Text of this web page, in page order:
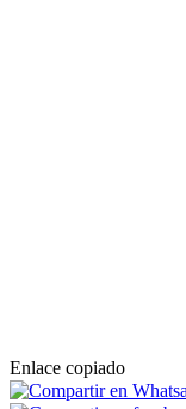
Enlace copiado